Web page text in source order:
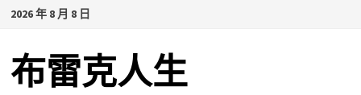
Skip
content
2026 年 8 月 8 日
布雷克人生